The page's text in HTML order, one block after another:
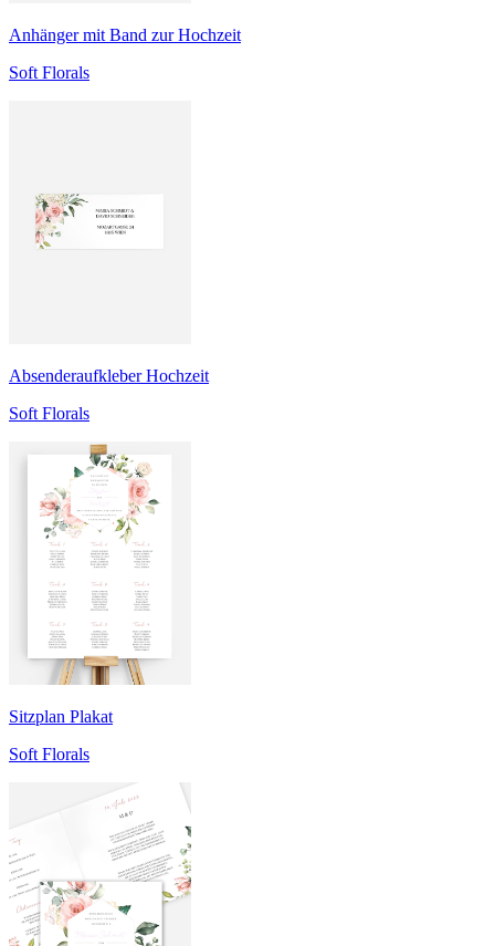
Anhänger mit Band zur Hochzeit
Soft Florals
Absenderaufkleber Hochzeit
Soft Florals
Sitzplan Plakat
Soft Florals